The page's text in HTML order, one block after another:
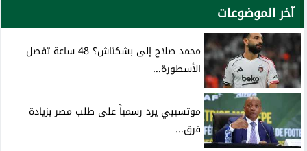
آخر الموضوعات
محمد صلاح إلى بشكتاش؟ 48 ساعة تفصل
الأسطورة...
موتسيبي يرد رسمياً على طلب مصر بزيادة
فرق...